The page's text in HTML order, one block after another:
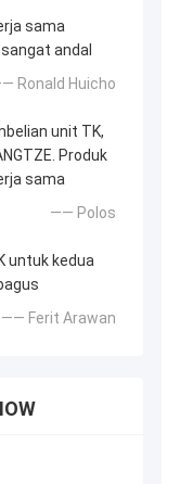
sama
andal
Ronald Huicho
unit TK,
Produk
sama
—— Polos
untuk kedua
—— Ferit Arawan